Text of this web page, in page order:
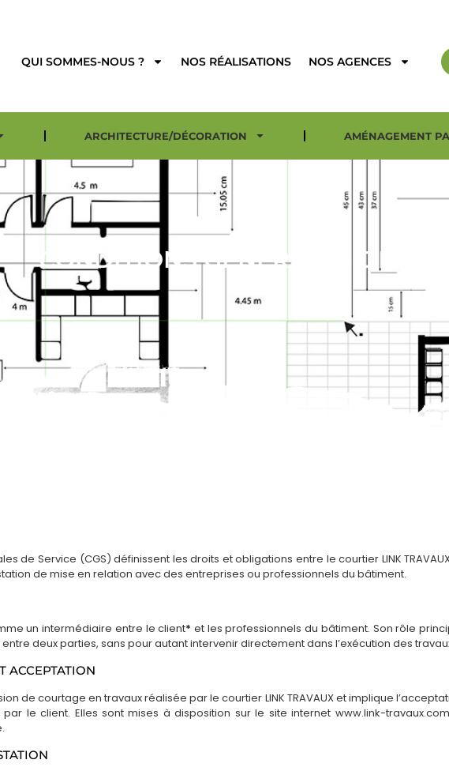
QUI SOMMES-NOUS ? NOS RÉALISATIONS NOS AGENCES
ARCHITECTURE/DÉCORATION AMÉNAGEMENT
CONDITIONS GÉNÉRALES DE
de Service (CGS) définissent les droits et obligations entre le courtier LINK
de mise en relation avec des entreprises ou professionnels du bâtiment.
un intermédiaire entre le client* et les professionnels du bâtiment. Son rôle
deux parties, sans pour autant intervenir directement dans l’exécution des
ACCEPTATION
de courtage en travaux réalisée par le courtier LINK TRAVAUX et implique
le client. Elles sont mises à disposition sur le site internet www.link-
Ancienne
Pierre et
000 €
10 SEMAINES
Rénovation de Maison
à Vence
Rénovation
Appartement 4 pièces
Villa